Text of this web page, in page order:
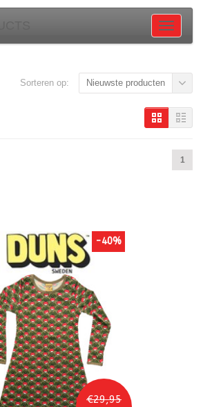
Sorteren op: Nieuwste producten
1
€29,95
-40%